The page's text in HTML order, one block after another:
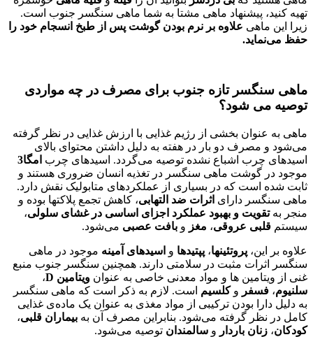
تهیه کنید، پیشنهاد ماهی مشتا به شما ماهی سنگسر جنوب است.
زیرا این ماهی علاوه بر نرم بودن گوشت پس از طبخ انسجام خود را
حفظ می‌‌نماید.
ماهی سنگسر تازه جنوب برای مصرف در چه مواردی
توصیه می شود؟
ماهی به عنوان بخشی از رژیم غذایی با ارزش غذایی در نظر گرفته
می‌‌شود و مصرف دو بار در هفته به دلیل داشتن محتوای بالای
اسیدهای چرب اشباع نشده توصیه می‌‌گردد. اسیدهای چرب امگا3
موجود در گوشت ماهی سنگسر در تغذیه انسان ضروری هستند و
ثابت شده است که در بسیاری از عملکردهای متابولیک نقش دارد.
ماهی سنگسر دارای اثرات ضد التهابی، کاهش تجمع پلاکتها بوده و
منجر بهتقویت و بهبود عملکرد اجزای اساسی در غشای سلولی،
سیستم قلبی عروقی، مغز و بافت عصبی می‌‌شود.
علاوه بر این، پروتئینها، پپتیدها و اسیدهای آمینه موجود در ماهی
سنگسر اثرات مثبت در سلامتی دارند. همچنین سنگسر جنوب منبع
غنی از ویتامین ها و مواد معدنی خاصی به عنوان ویتامین D،
سلنیوم، فسفر وکلسیم است. لازم به ذکر است که ماهی سنگسر
به دلیل دارا بودن ترکیبی از مواد مغذی به عنوان یک ماده‌ی غذایی
کامل در نظر گرفته می‌‌شود. بنابراین مصرف آن به بیماران قلبی،
کودکان، زنان باردار و سالمندان توصیه می‌‌شود.